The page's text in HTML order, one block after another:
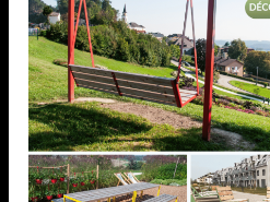
SUPPORT DE
PERFO CADRE
D20MM,POUR
D42,4MM,
BROSSE